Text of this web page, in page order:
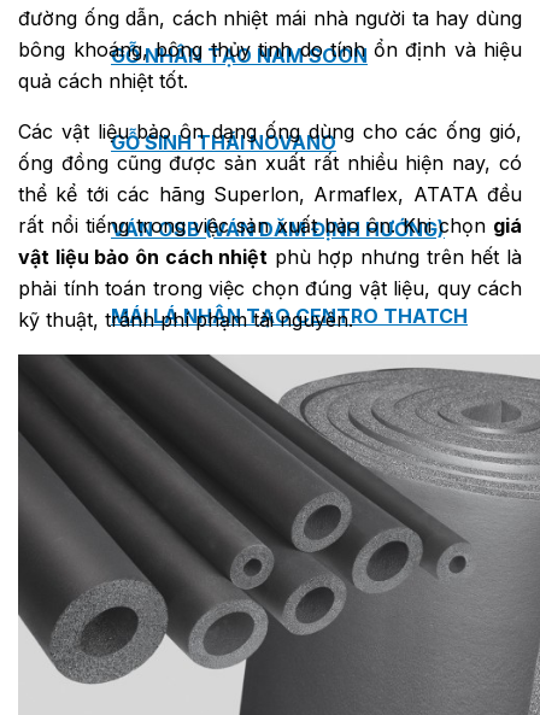
GỖ NHÂN TẠO NAM SOON
GỖ SINH THÁI NOVANO
VÁN OSB (VÁN DĂM ĐỊNH HƯỚNG)
MÁI LÁ NHÂN TẠO CENTRO THATCH
MASTER COPPO (KIỂU DÁNG NGÓI
ĐỊA TRUNG HẢI)
Bơm Epsso
HỆ THỐNG BƠM TĂNG ÁP EPSSO
đường ống dẫn, cách nhiệt mái nhà người ta hay dùng
bông khoáng, bông thủy tinh do tính ổn định và hiệu
quả cách nhiệt tốt.
Các vật liệu bảo ôn dạng ống dùng cho các ống gió,
ống đồng cũng được sản xuất rất nhiều hiện nay, có
thể kể tới các hãng Superlon, Armaflex, ATATA đều
rất nổi tiếng trong việc sản xuất bảo ôn. Khi chọn giá
vật liệu bảo ôn cách nhiệt phù hợp nhưng trên hết là
phải tính toán trong việc chọn đúng vật liệu, quy cách
kỹ thuật, tránh phí phạm tài nguyên.